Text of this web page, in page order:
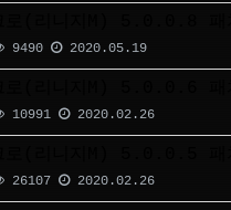
9490 2020.05.19
10991 2020.02.26
26107 2020.02.26